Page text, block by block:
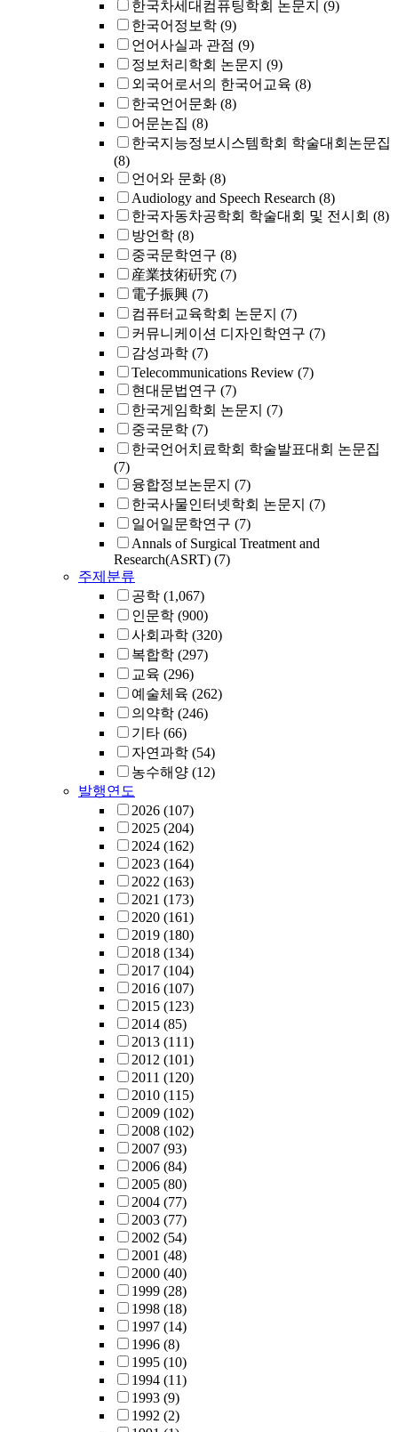
한국차세대컴퓨팅학회 논문지 (9)
한국어정보학 (9)
언어사실과 관점 (9)
정보처리학회 논문지 (9)
외국어로서의 한국어교육 (8)
한국언어문화 (8)
어문논집 (8)
한국지능정보시스템학회 학술대회논문집
(8)
언어와 문화 (8)
Audiology and Speech Research (8)
한국자동차공학회 학술대회 및 전시회 (8)
방언학 (8)
중국문학연구 (8)
産業技術硏究 (7)
電子振興 (7)
컴퓨터교육학회 논문지 (7)
커뮤니케이션 디자인학연구 (7)
감성과학 (7)
Telecommunications Review (7)
현대문법연구 (7)
한국게임학회 논문지 (7)
중국문학 (7)
한국언어치료학회 학술발표대회 논문집
(7)
융합정보논문지 (7)
한국사물인터넷학회 논문지 (7)
일어일문학연구 (7)
Annals of Surgical Treatment and
Research(ASRT) (7)
주제분류
공학 (1,067)
인문학 (900)
사회과학 (320)
복합학 (297)
교육 (296)
예술체육 (262)
의약학 (246)
기타 (66)
자연과학 (54)
농수해양 (12)
발행연도
2026 (107)
2025 (204)
2024 (162)
2023 (164)
2022 (163)
2021 (173)
2020 (161)
2019 (180)
2018 (134)
2017 (104)
2016 (107)
2015 (123)
2014 (85)
2013 (111)
2012 (101)
2011 (120)
2010 (115)
2009 (102)
2008 (102)
2007 (93)
2006 (84)
2005 (80)
2004 (77)
2003 (77)
2002 (54)
2001 (48)
2000 (40)
1999 (28)
1998 (18)
1997 (14)
1996 (8)
1995 (10)
1994 (11)
1993 (9)
1992 (2)